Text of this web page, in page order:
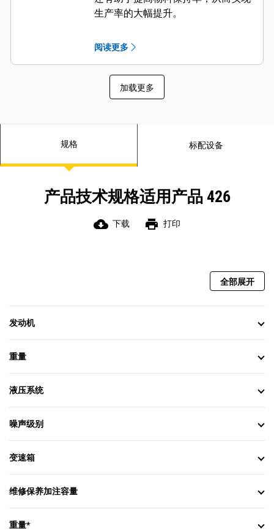
生产率的大幅提升。
阅读更多
加载更多
规格 标配设备
产品技术规格适用产品 426
cloud_download 下载 print 打印
全部展开
发动机
重量
液压系统
噪声级别
变速箱
维修保养加注容量
重量*